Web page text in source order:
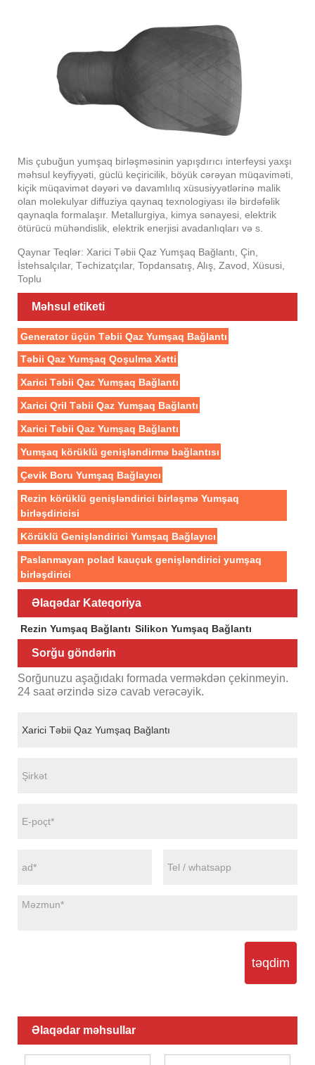
Mis çubuğun yumşaq birləşməsinin yapışdırıcı interfeysi yaxşı
məhsul keyfiyyəti, güclü keçiricilik, böyük cərəyan müqaviməti,
kiçik müqavimət dəyəri və davamlılıq xüsusiyyətlərinə malik
olan molekulyar diffuziya qaynaq texnologiyası ilə birdəfəlik
qaynaqla formalaşır. Metallurgiya, kimya sənayesi, elektrik
ötürücü mühəndislik, elektrik enerjisi avadanlıqları və s.
Qaynar Teqlər: Xarici Təbii Qaz Yumşaq Bağlantı, Çin,
İstehsalçılar, Təchizatçılar, Topdansatış, Alış, Zavod, Xüsusi,
Toplu
Məhsul etiketi
Generator üçün Təbii Qaz Yumşaq Bağlantı
Təbii Qaz Yumşaq Qoşulma Xətti
Xarici Təbii Qaz Yumşaq Bağlantı
Xarici Qril Təbii Qaz Yumşaq Bağlantı
Xarici Təbii Qaz Yumşaq Bağlantı
Yumşaq körüklü genişləndirmə bağlantısı
Çevik Boru Yumşaq Bağlayıcı
Rezin körüklü genişləndirici birləşmə Yumşaq
birləşdiricisi
Körüklü Genişləndirici Yumşaq Bağlayıcı
Paslanmayan polad kauçuk genişləndirici yumşaq
birləşdirici
Əlaqədar Kateqoriya
Rezin Yumşaq Bağlantı Silikon Yumşaq Bağlantı
Sorğu göndərin
Sorğunuzu aşağıdakı formada verməkdən çekinmeyin.
24 saat ərzində sizə cavab verəcəyik.
təqdim
Əlaqədar məhsullar